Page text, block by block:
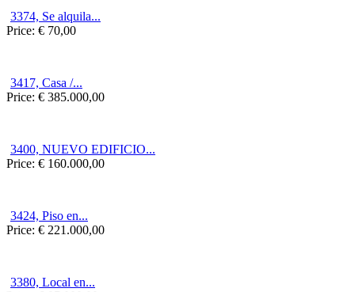
3374, Se alquila...
Price: € 70,00
3417, Casa /...
Price: € 385.000,00
3400, NUEVO EDIFICIO...
Price: € 160.000,00
3424, Piso en...
Price: € 221.000,00
3380, Local en...